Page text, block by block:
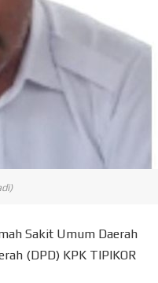
Sakit Umum Daerah
(DPD) KPK TIPIKOR